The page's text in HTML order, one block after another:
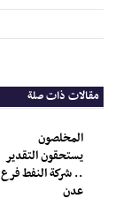
مقالات ذات صلة
المخلصون
يستحقون التقدير
.. شركة النفط فرع
عدن